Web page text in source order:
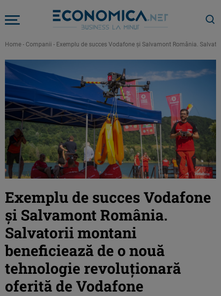
Home - Companii - Exemplu de succes Vodafone și Salvamont România.
Exemplu de succes Vodafone
și Salvamont România.
Salvatorii montani
beneficiează de o nouă
tehnologie revoluționară
oferită de Vodafone